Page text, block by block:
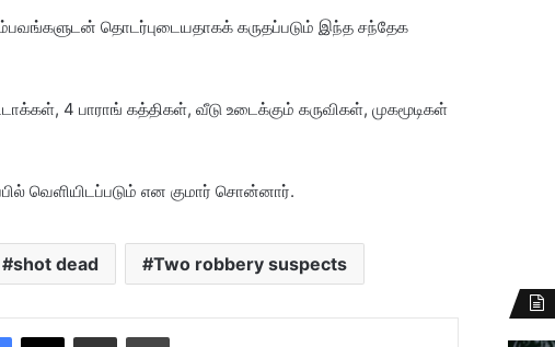
தொடர்புடையதாகக் கருதப்படும் இந்த சந்தேக
4 பாராங் கத்திகள், வீடு உடைக்கும் கருவிகள், முகமூடிகள்
வெளியிடப்படும் என குமார் சொன்னார்.
shot dead Two robbery suspects